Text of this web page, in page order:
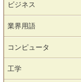
ビジネス
業界用語
コンピュータ
工学